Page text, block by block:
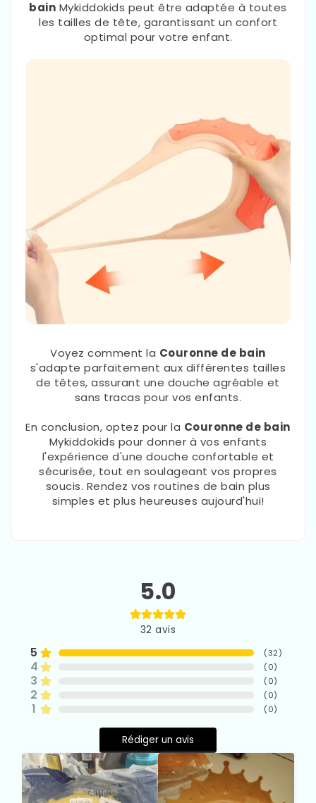
bain Mykiddokids peut être adaptée à toutes
les tailles de tête, garantissant un confort
optimal pour votre enfant.
Voyez comment la Couronne de bain
s'adapte parfaitement aux différentes tailles
de têtes, assurant une douche agréable et
sans tracas pour vos enfants.
En conclusion, optez pour la Couronne de bain
Mykiddokids pour donner à vos enfants
l'expérience d'une douche confortable et
sécurisée, tout en soulageant vos propres
soucis. Rendez vos routines de bain plus
simples et plus heureuses aujourd'hui!
5.0
32 avis
5 (32)
4 (0)
3 (0)
2 (0)
1 (0)
Rédiger un avis